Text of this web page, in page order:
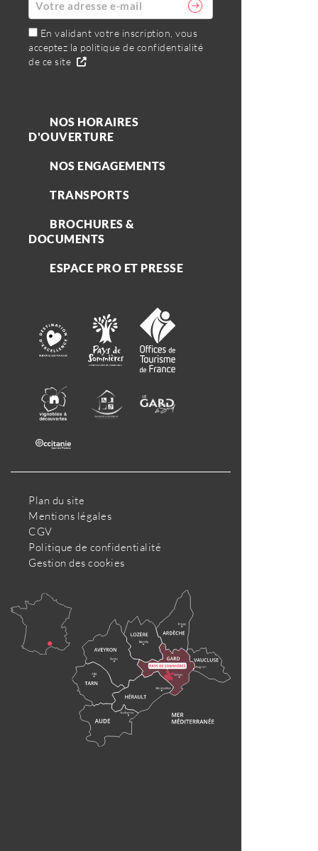
En validant votre inscription, vous
acceptez la politique de confidentialité
de ce site
NOS HORAIRES
D'OUVERTURE
NOS ENGAGEMENTS
TRANSPORTS
BROCHURES &
DOCUMENTS
ESPACE PRO ET PRESSE
Plan du site
Mentions légales
CGV
Politique de confidentialité
Gestion des cookies